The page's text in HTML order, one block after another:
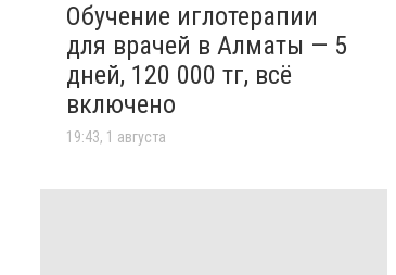
Обучение иглотерапии
для врачей в Алматы — 5
дней, 120 000 тг, всё
включено
19:43, 1 августа